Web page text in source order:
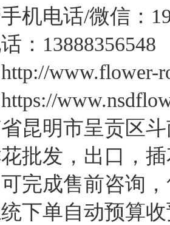
机电话/微信：
：13888356548
www.flower-
昆明市呈贡区
批发，出口，
完成售前咨询
下单自动预算